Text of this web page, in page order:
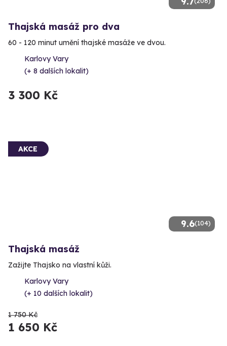
Thajská masáž pro dva
60 - 120 minut umění thajské masáže ve dvou.
Karlovy Vary
(+ 8 dalších lokalit)
3 300 Kč
9.6(104)
AKCE
Thajská masáž
Zažijte Thajsko na vlastní kůži.
Karlovy Vary
(+ 10 dalších lokalit)
1 750 Kč
1 650 Kč